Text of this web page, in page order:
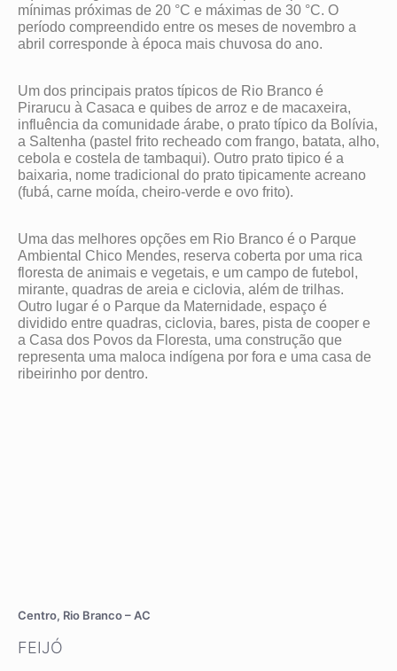
mínimas próximas de 20 °C e máximas de 30 °C. O
período compreendido entre os meses de novembro a
abril corresponde à época mais chuvosa do ano.
Um dos principais pratos típicos de Rio Branco é
Pirarucu à Casaca e quibes de arroz e de macaxeira,
influência da comunidade árabe, o prato típico da Bolívia,
a Saltenha (pastel frito recheado com frango, batata, alho,
cebola e costela de tambaqui). Outro prato tipico é a
baixaria, nome tradicional do prato tipicamente acreano
(fubá, carne moída, cheiro-verde e ovo frito).
Uma das melhores opções em Rio Branco é o Parque
Ambiental Chico Mendes, reserva coberta por uma rica
floresta de animais e vegetais, e um campo de futebol,
mirante, quadras de areia e ciclovia, além de trilhas.
Outro lugar é o Parque da Maternidade, espaço é
dividido entre quadras, ciclovia, bares, pista de cooper e
a Casa dos Povos da Floresta, uma construção que
representa uma maloca indígena por fora e uma casa de
ribeirinho por dentro.
Centro, Rio Branco – AC
FEIJÓ